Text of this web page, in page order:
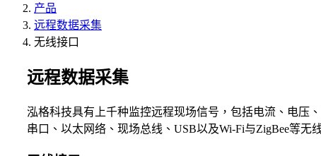
产品
远程数据采集
无线接口
远程数据采集
泓格科技具有上千种监控远程现场信号，包括电流、电压
串口、以太网络、现场总线、USB以及Wi-Fi与ZigBee等无